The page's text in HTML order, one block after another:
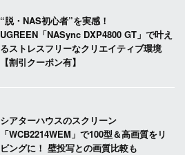
“脱・NAS初心者”を実感！
UGREEN「NASync DXP4800 GT」で叶え
るストレスフリーなクリエイティブ環境
【割引クーポン有】
シアターハウスのスクリーン
「WCB2214WEM」で100型＆高画質をリ
ビングに！ 壁投写との画質比較も